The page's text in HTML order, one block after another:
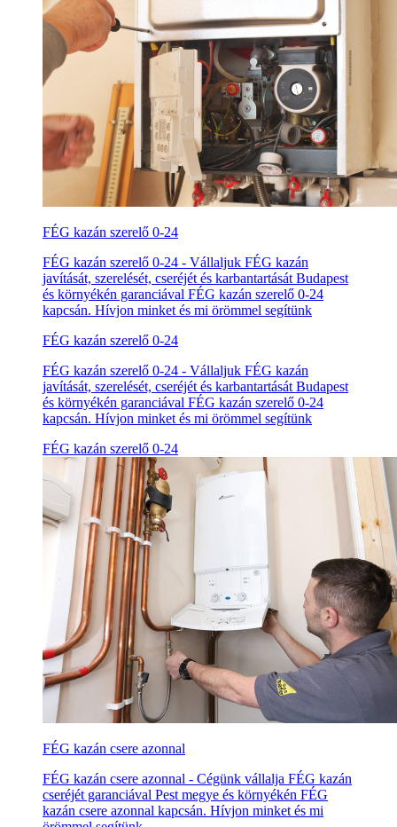
FÉG kazán szerelő 0-24
FÉG kazán szerelő 0-24 - Vállaljuk FÉG kazán
javítását, szerelését, cseréjét és karbantartását Budapest
és környékén garanciával FÉG kazán szerelő 0-24
kapcsán. Hívjon minket és mi örömmel segítünk
FÉG kazán szerelő 0-24
FÉG kazán szerelő 0-24 - Vállaljuk FÉG kazán
javítását, szerelését, cseréjét és karbantartását Budapest
és környékén garanciával FÉG kazán szerelő 0-24
kapcsán. Hívjon minket és mi örömmel segítünk
FÉG kazán szerelő 0-24
FÉG kazán csere azonnal
FÉG kazán csere azonnal - Cégünk vállalja FÉG kazán
cseréjét garanciával Pest megye és környékén FÉG
kazán csere azonnal kapcsán. Hívjon minket és mi